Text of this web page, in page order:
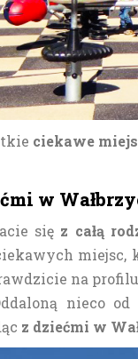
ciekawe
w
się z całą
na
nieco
z dziećmi w